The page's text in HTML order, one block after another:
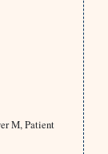
M, Patient